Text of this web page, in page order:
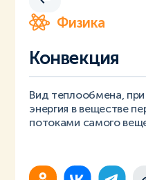
Физика
Конвекция
Вид теплообмена,
энергия в веществе
потоками самого